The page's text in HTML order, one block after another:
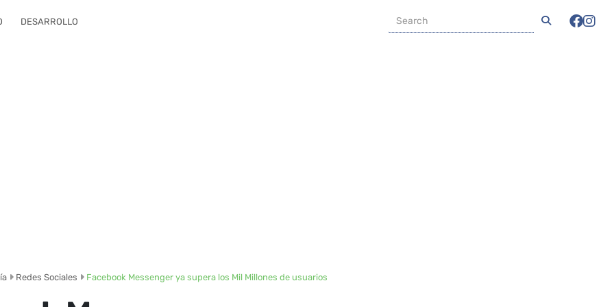
DESARROLLO
Redes Sociales Facebook Messenger ya supera los Mil Millones de usuarios